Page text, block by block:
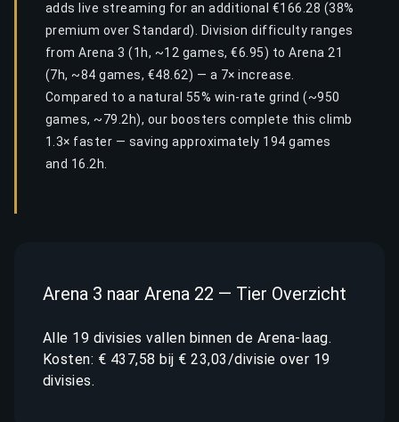
adds live streaming for an additional €166.28 (38%
premium over Standard). Division difficulty ranges
from Arena 3 (1h, ~12 games, €6.95) to Arena 21
(7h, ~84 games, €48.62) — a 7× increase.
Compared to a natural 55% win-rate grind (~950
games, ~79.2h), our boosters complete this climb
1.3× faster — saving approximately 194 games
and 16.2h.
Arena 3 naar Arena 22 — Tier Overzicht
Alle 19 divisies vallen binnen de Arena-laag.
Kosten: € 437,58 bij € 23,03/divisie over 19
divisies.